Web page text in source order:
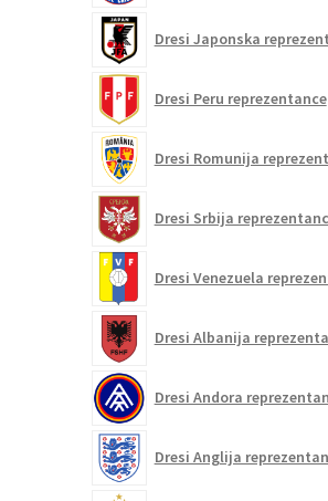
Dresi Japonska
Dresi Peru reprezentance
Dresi Romunija
Dresi Srbija
Dresi Venezuela
Dresi Albanija
Dresi Andora
Dresi Anglija